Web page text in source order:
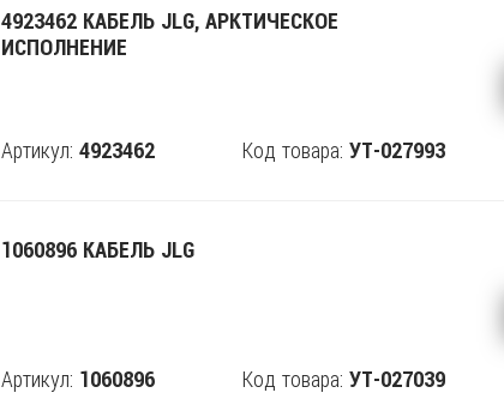
4923462 КАБЕЛЬ JLG, АРКТИЧЕСКОЕ
ИСПОЛНЕНИЕ
Артикул: 4923462 Код товара: УТ-027993
Поделится
1060896 КАБЕЛЬ JLG
Артикул: 1060896 Код товара: УТ-027039
Поделится